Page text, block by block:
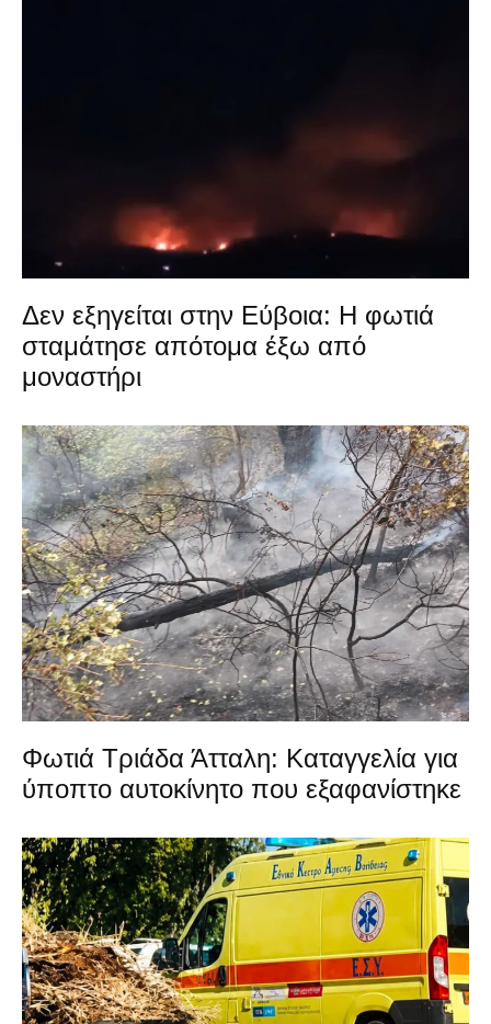
Δεν εξηγείται στην Εύβοια: Η φωτιά
σταμάτησε απότομα έξω από
μοναστήρι
Φωτιά Τριάδα Άτταλη: Καταγγελία για
ύποπτο αυτοκίνητο που εξαφανίστηκε